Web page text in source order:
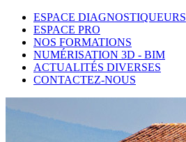
ESPACE DIAGNOSTIQUEURS
ESPACE PRO
NOS FORMATIONS
NUMÉRISATION 3D - BIM
ACTUALITÉS DIVERSES
CONTACTEZ-NOUS